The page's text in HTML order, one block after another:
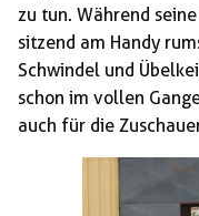
zu tun. Während
sitzend am Handy
Schwindel und
schon im vollen
auch für die